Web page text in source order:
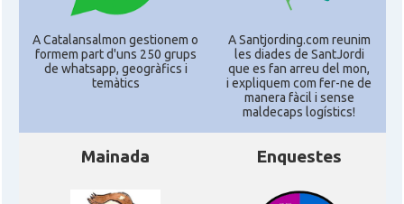
A Catalansalmon gestionem o
formem part d'uns 250 grups
de whatsapp, geogràfics i
temàtics
A Santjording.com reunim
les diades de SantJordi
que es fan arreu del mon,
i expliquem com fer-ne de
manera fàcil i sense
maldecaps logí­stics!
Mainada Enquestes